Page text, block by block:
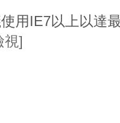
用IE7以上以達
視]